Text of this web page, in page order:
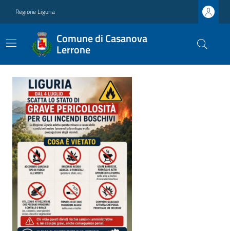
Regione Liguria
Comune di Casanova
Lerrone
Ultime notizie